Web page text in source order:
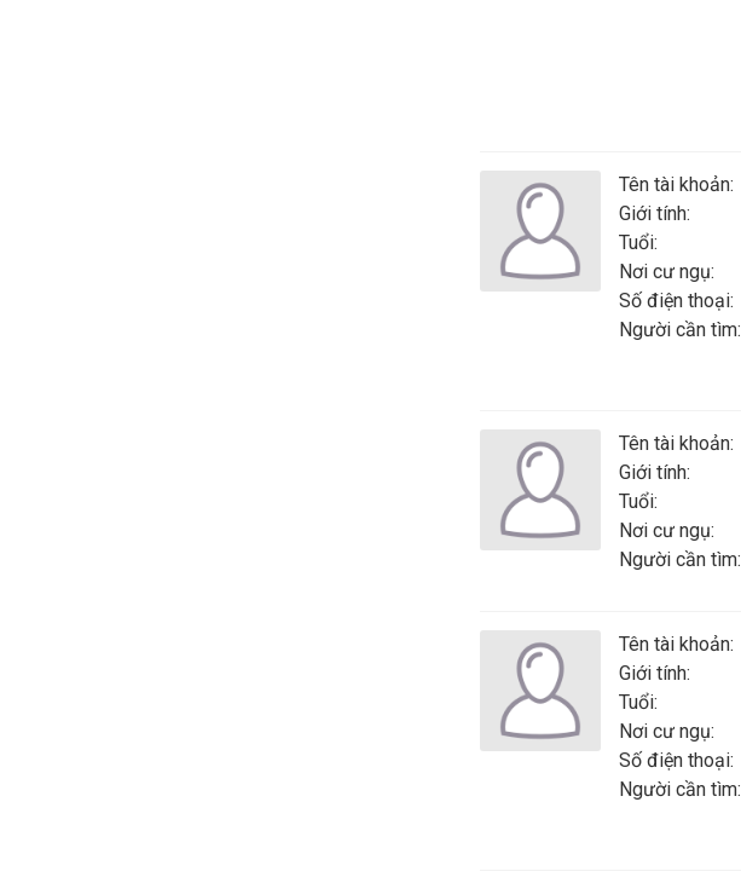
Tên tài khoản:
Giới tính:
Tuổi:
Nơi cư ngụ:
Số điện thoại:
Người cần tìm:
Tên tài khoản:
Giới tính:
Tuổi:
Nơi cư ngụ:
Người cần tìm:
Tên tài khoản:
Giới tính:
Tuổi:
Nơi cư ngụ:
Số điện thoại:
Người cần tìm: